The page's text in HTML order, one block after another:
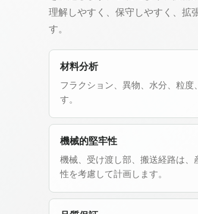
理解しやすく、保守しやすく、拡
す。
材料分析
フラクション、異物、水分、粒
す。
機械的堅牢性
機械、受け渡し部、搬送経路は
性を考慮して計画します。